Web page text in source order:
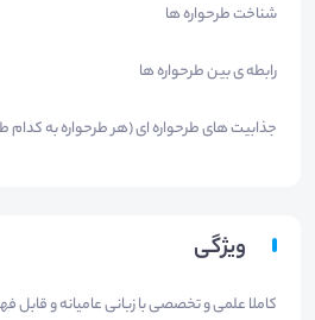
شناخت طرحواره ها
رابطه ی بین طرحواره ها
جذابیت های طرحواره ای (هر طرحواره به
ویژگی
کاملا علمی و تخصصی با زبانی عامیانه و قابل